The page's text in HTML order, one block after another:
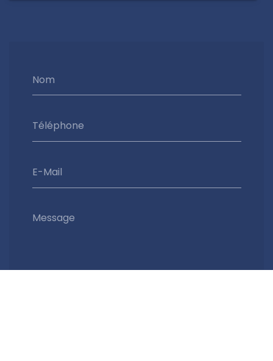
Nom
Téléphone
E-Mail
Message